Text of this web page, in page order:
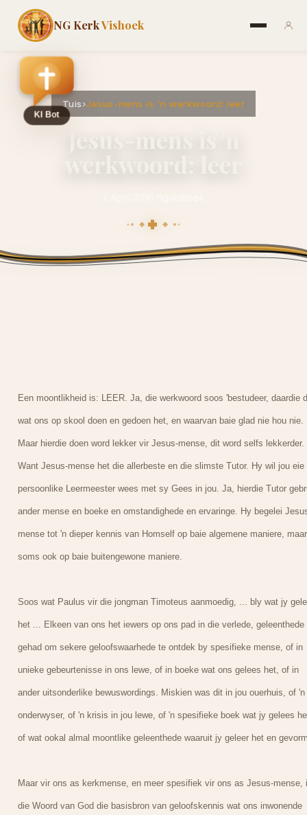
NG KerkVishoek
Tuis›Jesus-mens is 'n werkwoord: leer
Een moontlikheid is: LEER. Ja, die werkwoord soos 'bestudeer, daardie
wat ons op skool doen en gedoen het, en waarvan baie glad nie hou nie.
Maar hierdie doen word lekker vir Jesus-mense, dit word selfs lekkerder.
Want Jesus-mense het die allerbeste en die slimste Tutor. Hy wil jou eie
persoonlike Leermeester wees met sy Gees in jou. Ja, hierdie Tutor
ander mense en boeke en omstandighede en ervaringe. Hy begelei
mense tot 'n dieper kennis van Homself op baie algemene maniere, maar
soms ook op baie buitengewone maniere.
Soos wat Paulus vir die jongman Timoteus aanmoedig, ... bly wat jy
het ... Elkeen van ons het iewers op ons pad in die verlede, geleenthede
gehad om sekere geloofswaarhede te ontdek by spesifieke mense, of in
unieke gebeurtenisse in ons lewe, of in boeke wat ons gelees het, of in
ander uitsonderlike bewuswordings. Miskien was dit in jou ouerhuis, of 'n
onderwyser, of 'n krisis in jou lewe, of 'n spesifieke boek wat jy gelees
of wat ookal almal moontlike geleenthede waaruit jy geleer het en
Maar vir ons as kerkmense, en meer spesifiek vir ons as Jesus-mense,
die Woord van God die basisbron van geloofskennis wat ons inwonende